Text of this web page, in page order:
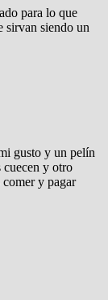
para lo que
sirvan siendo un
gusto y un pelín
cuecen y otro
y pagar